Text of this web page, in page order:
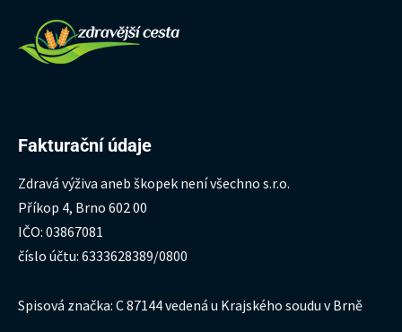
Fakturační údaje
Zdravá výživa aneb škopek není všechno s.r.o.
Příkop 4, Brno 602 00
IČO: 03867081
číslo účtu: 6333628389/0800
Spisová značka: C 87144 vedená u Krajského soudu v Brně